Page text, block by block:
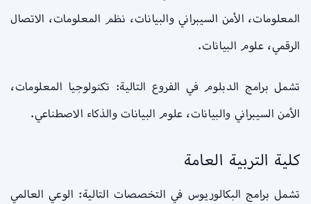
المعلومات، الأمن السيبراني والبيانات، نظم المعلومات، الاتصال
الرقمي، علوم البيانات.
تشمل برامج الدبلوم في الفروع التالية: تكنولوجيا المعلومات،
الأمن السيبراني والبيانات، علوم البيانات والذكاء الاصطناعي.
كلية التربية العامة
تشمل برامج البكالوريوس في التخصصات التالية: الوعي العالمي